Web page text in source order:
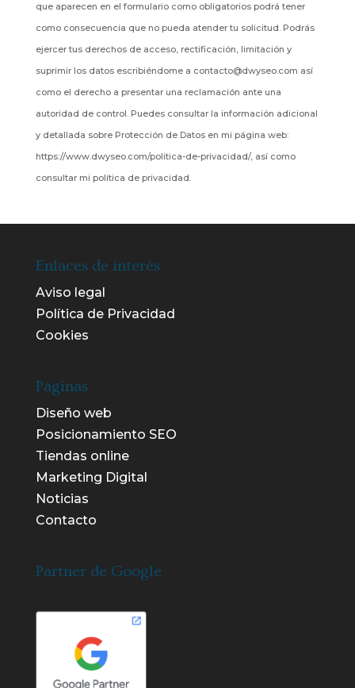
que aparecen en el formulario como obligatorios podrá tener
como consecuencia que no pueda atender tu solicitud. Podrás
ejercer tus derechos de acceso, rectificación, limitación y
suprimir los datos escribiéndome a contacto@dwyseo.com así
como el derecho a presentar una reclamación ante una
autoridad de control. Puedes consultar la información adicional
y detallada sobre Protección de Datos en mi página web:
https://www.dwyseo.com/politica-de-privacidad/, así como
consultar mi política de privacidad.
Enlaces de interés
Aviso legal
Política de Privacidad
Cookies
Páginas
Diseño web
Posicionamiento SEO
Tiendas online
Marketing Digital
Noticias
Contacto
Partner de Google